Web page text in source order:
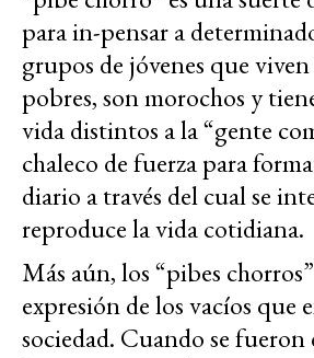
para in-pensar a
grupos de jóvenes que
pobres, son morochos y
vida distintos a la “gente
chaleco de fuerza para
diario a través del cual se
reproduce la vida cotidiana.
Más aún, los “pibes
expresión de los vacíos que
sociedad. Cuando se